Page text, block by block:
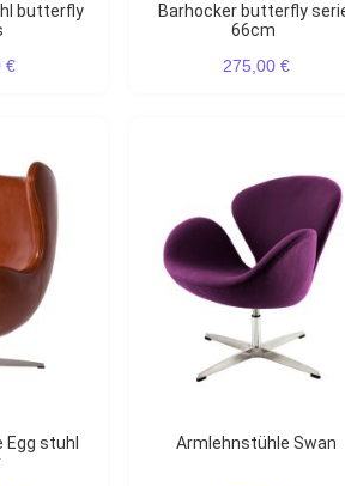
€
Barhocker butterfly series
66cm
275,00 €
Armlehnstühle Swan